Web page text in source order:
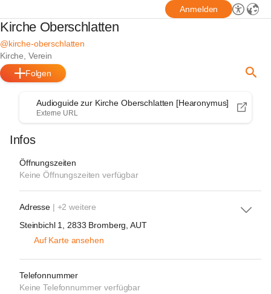
Anmelden
Kirche Oberschlatten
@kirche-oberschlatten
Kirche, Verein
Folgen
Audioguide zur Kirche Oberschlatten [Hearonymus]
Externe URL
Infos
Öffnungszeiten
Keine Öffnungszeiten verfügbar
Adresse | +2 weitere
Steinbichl 1, 2833 Bromberg, AUT
Auf Karte ansehen
Telefonnummer
Keine Telefonnummer verfügbar